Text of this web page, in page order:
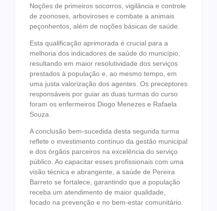
Noções de primeiros socorros, vigilância e controle
de zoonoses, arboviroses e combate a animais
peçonhentos, além de noções básicas de saúde.
Esta qualificação aprimorada é crucial para a
melhoria dos indicadores de saúde do município,
resultando em maior resolutividade dos serviços
prestados à população e, ao mesmo tempo, em
uma justa valorização dos agentes. Os preceptores
responsáveis por guiar as duas turmas do curso
foram os enfermeiros Diogo Menezes e Rafaela
Souza.
A conclusão bem-sucedida desta segunda turma
reflete o investimento contínuo da gestão municipal
e dos órgãos parceiros na excelência do serviço
público. Ao capacitar esses profissionais com uma
visão técnica e abrangente, a saúde de Pereira
Barreto se fortalece, garantindo que a população
receba um atendimento de maior qualidade,
focado na prevenção e no bem-estar comunitário.